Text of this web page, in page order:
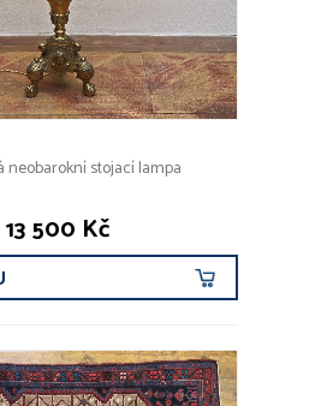
neobarokní stojací lampa
13 500 Kč